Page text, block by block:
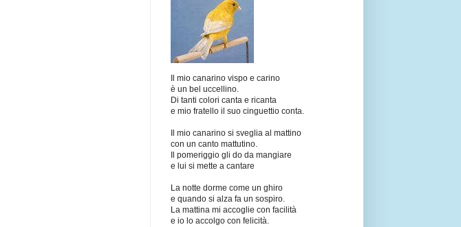
Il mio canarino vispo e carino
è un bel uccellino.
Di tanti colori canta e ricanta
e mio fratello il suo cinguettio conta.
Il mio canarino si sveglia al mattino
con un canto mattutino.
Il pomeriggio gli do da mangiare
e lui si mette a cantare
La notte dorme come un ghiro
e quando si alza fa un sospiro.
La mattina mi accoglie con facilità
e io lo accolgo con felicità.